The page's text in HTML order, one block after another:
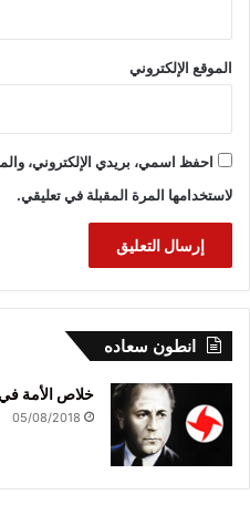
الموقع الإلكتروني
احفظ اسمي، بريدي الإلكتروني،
لاستخدامها المرة المقبلة في تعليقي.
انطون سعاده
خلاص الأمة في
05/08/2018